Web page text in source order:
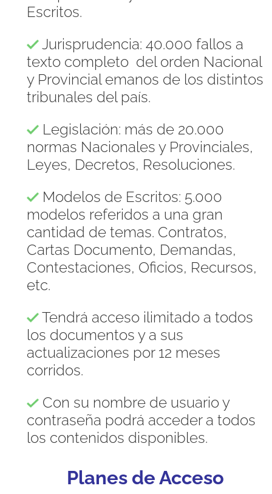
Escritos.
Jurisprudencia: 40.000 fallos a
texto completo del orden Nacional
y Provincial emanos de los distintos
tribunales del país.
Legislación: más de 20.000
normas Nacionales y Provinciales,
Leyes, Decretos, Resoluciones.
Modelos de Escritos: 5.000
modelos referidos a una gran
cantidad de temas. Contratos,
Cartas Documento, Demandas,
Contestaciones, Oficios, Recursos,
etc.
Tendrá acceso ilimitado a todos
los documentos y a sus
actualizaciones por 12 meses
corridos.
Con su nombre de usuario y
contraseña podrá acceder a todos
los contenidos disponibles.
Planes de Acceso